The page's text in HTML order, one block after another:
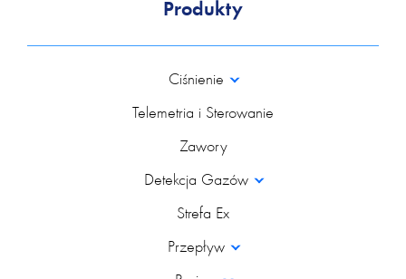
Produkty
Ciśnienie
Telemetria i Sterowanie
Zawory
Detekcja Gazów
Strefa Ex
Przepływ